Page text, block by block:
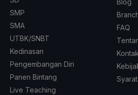
SMP
SMA
UTBK/SNBT
Kedinasan
Pengembangan Diri
Panen Bintang
Live Teaching
Blog
FAQ